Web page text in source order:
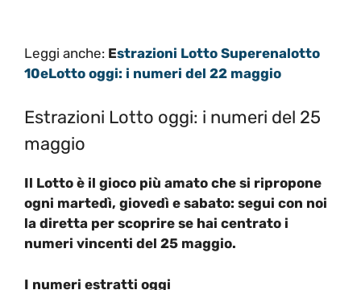
Leggi anche: Estrazioni Lotto Superenalotto
10eLotto oggi: i numeri del 22 maggio
Estrazioni Lotto oggi: i numeri del 25
maggio
Il Lotto è il gioco più amato che si ripropone
ogni martedì, giovedì e sabato: segui con noi
la diretta per scoprire se hai centrato i
numeri vincenti del 25 maggio.
I numeri estratti oggi